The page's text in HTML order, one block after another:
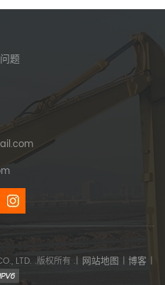
题
LTD. .版权所有 .| 网站地图 | 博客 |